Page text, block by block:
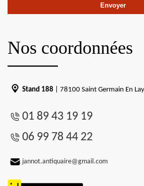
Nos coordonnées
Stand 188 | 78100 Saint Germain En
01 89 43 19 19
06 99 78 44 22
jannot.antiquaire@gmail.com